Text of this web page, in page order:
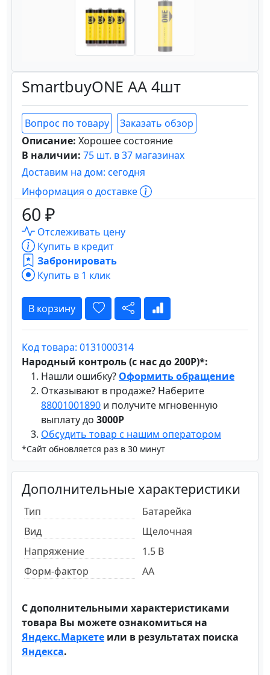
SmartbuyONE AA 4шт
Вопрос по товару
Заказать обзор
Описание: Хорошее состояние
В наличии: 75 шт. в 37 магазинах
Доставим на дом: сегодня
Информация о доставке
60 ₽
Отслеживать цену
Купить в кредит
Забронировать
Купить в 1 клик
В корзину
Код товара: 0131000314
Народный контроль (с нас до 200Р)*:
Нашли ошибку? Оформить обращение
Отказывают в продаже? Наберите
88001001890 и получите мгновенную
выплату до 3000Р
Обсудить товар с нашим оператором
*Сайт обновляется раз в 30 минут
Дополнительные характеристики
Тип
Батарейка
Вид
Щелочная
Напряжение
1.5 В
Форм-фактор
AA
С дополнительными характеристиками
товара Вы можете ознакомиться на
Яндекс.Маркете или в результатах поиска
Яндекса.